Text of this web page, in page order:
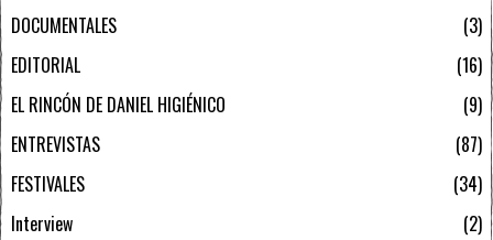
DOCUMENTALES
3
EDITORIAL
16
EL RINCÓN DE DANIEL HIGIÉNICO
9
ENTREVISTAS
87
FESTIVALES
34
Interview
2